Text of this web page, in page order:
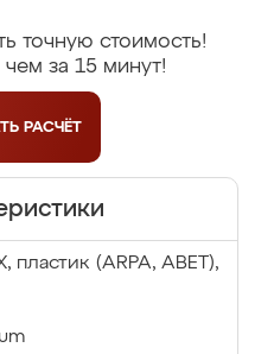
точную стоимость!
за 15 минут!
РАСЧЁТ
(ARPA, ABET),